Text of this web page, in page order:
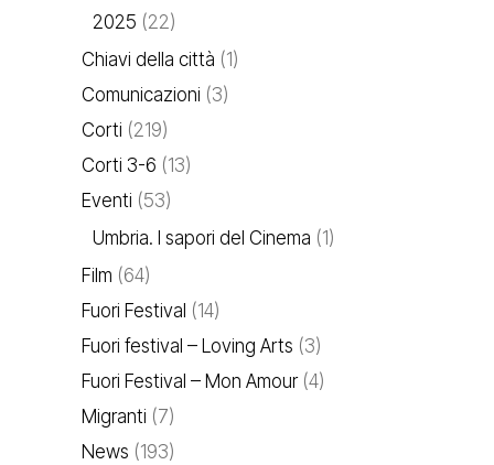
2025 (22)
Chiavi della città (1)
Comunicazioni (3)
Corti (219)
Corti 3-6 (13)
Eventi (53)
Umbria. I sapori del Cinema (1)
Film (64)
Fuori Festival (14)
Fuori festival – Loving Arts (3)
Fuori Festival – Mon Amour(4)
Migranti (7)
News (193)